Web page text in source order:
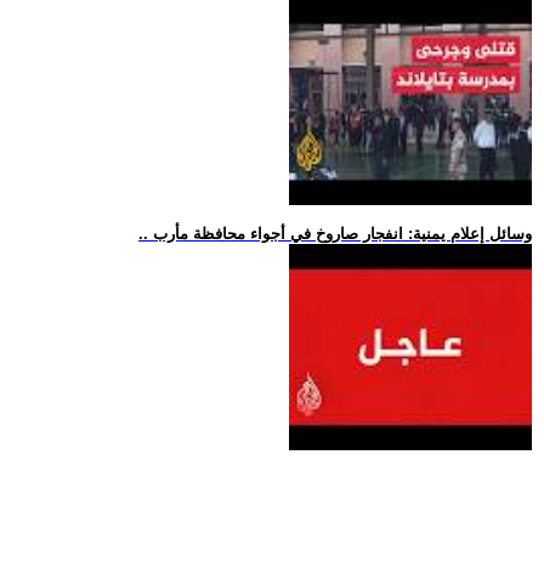
.. وسائل إعلام يمنية: انفجار صاروخ في أجواء محافظة مأرب